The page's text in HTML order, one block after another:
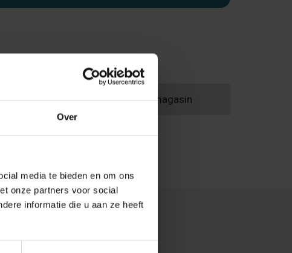
Over
media te bieden en om ons
onze partners voor social
informatie die u aan ze heeft
Trouvez un magasin